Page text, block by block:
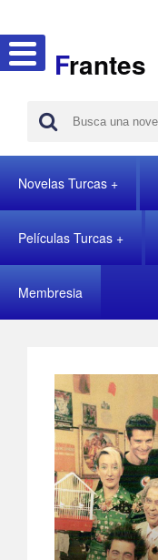
Frantes
Novelas Turcas
Películas Turcas
Membresia